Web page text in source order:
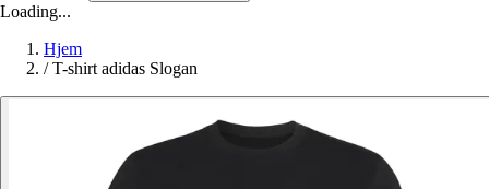
Loading...
Hjem
/ T-shirt adidas Slogan